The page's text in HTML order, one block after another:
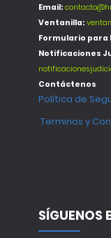
Email:
Ventanilla:
Formulario para
Notificaciones
Contáctenos
Política de
Terminos y
SÍGUENOS